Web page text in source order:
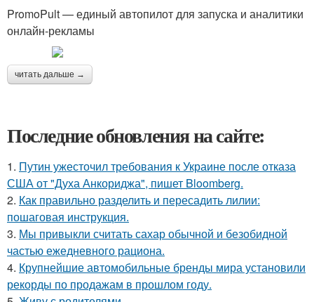
PromoPult — единый автопилот для запуска и аналитики
онлайн-рекламы
читать дальше →
Последние обновления на сайте:
1. Путин ужесточил требования к Украине после отказа
США от "Духа Анкориджа", пишет Bloomberg.
2. Как правильно разделить и пересадить лилии:
пошаговая инструкция.
3. Мы привыкли считать сахар обычной и безобидной
частью ежедневного рациона.
4. Крупнейшие автомобильные бренды мира установили
рекорды по продажам в прошлом году.